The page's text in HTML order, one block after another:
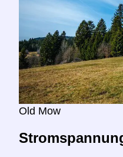
Old Mow